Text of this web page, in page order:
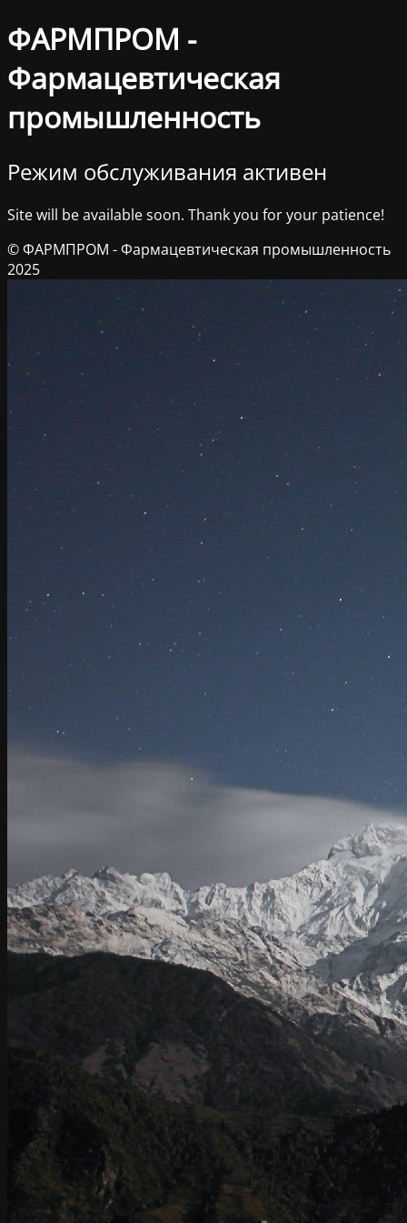
ФАРМПРОМ -
Фармацевтическая
промышленность
Режим обслуживания активен
Site will be available soon. Thank you for your patience!
© ФАРМПРОМ - Фармацевтическая промышленность
2025